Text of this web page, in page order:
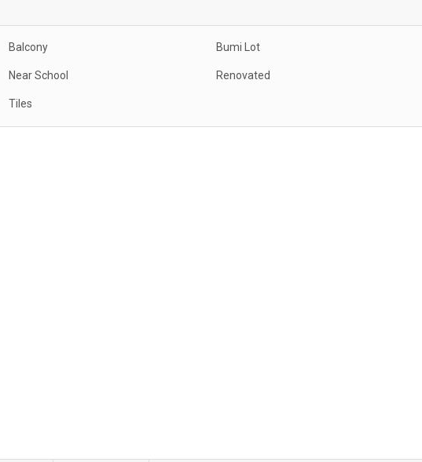
Balcony Bumi Lot
Near School Renovated
Tiles